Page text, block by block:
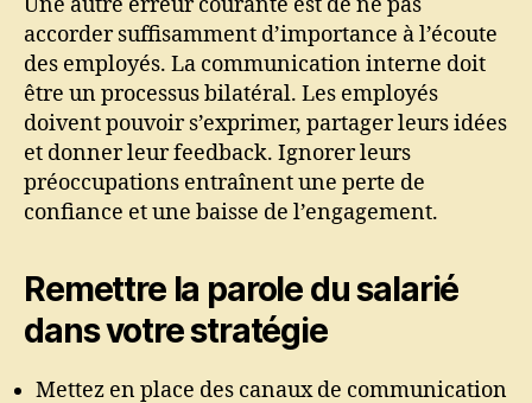
accorder suffisamment d’importance à l’écoute
des employés. La communication interne doit
être un processus bilatéral. Les employés
doivent pouvoir s’exprimer, partager leurs idées
et donner leur feedback. Ignorer leurs
préoccupations entraînent une perte de
confiance et une baisse de l’engagement.
Remettre la parole du salarié
dans votre stratégie
Mettez en place des canaux de communication